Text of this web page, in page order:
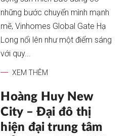
những bước chuyển mình mạnh
mẽ, Vinhomes Global Gate Hạ
Long nổi lên như một điểm sáng
với quy...
XEM THÊM
Hoàng Huy New
City – Đại đô thị
hiện đại trung tâm